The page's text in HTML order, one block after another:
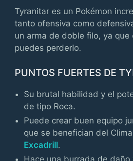
Tyranitar es un Pokémon
tanto ofensiva como
un arma de doble filo, ya que
puedes perderlo.
PUNTOS FUERTES DE
Su brutal habilidad y el
de tipo Roca.
Puede crear buen equipo
que se benefician del
Excadrill.
Hace una burrada de